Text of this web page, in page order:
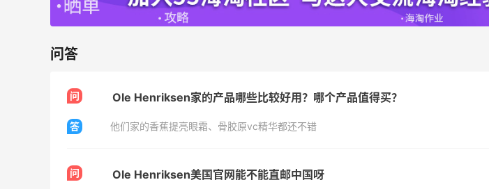
问答
问 Ole Henriksen家的产品哪些比较好用？哪个产品值得买？
答 他们家的香蕉提亮眼霜、骨胶原vc精华都还不错
问 Ole Henriksen美国官网能不能直邮中国呀
Eileen Fisher
Matte Collection
510人获得返利
TIMEBEAM (US)